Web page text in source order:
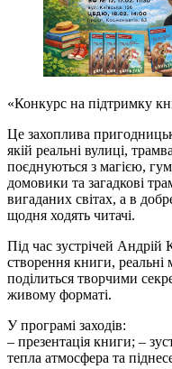
«Конкурс на підтримку
Це захоплива
якій реальні вулиці,
поєднуються з магією,
домовики та загадкові
вигаданих світах, а в
щодня ходять читачі.
Під час зустрічей Андрій
створення книги, реальні
поділиться творчими
живому форматі.
У програмі заходів:
– презентація книги; –
тепла атмосфера та